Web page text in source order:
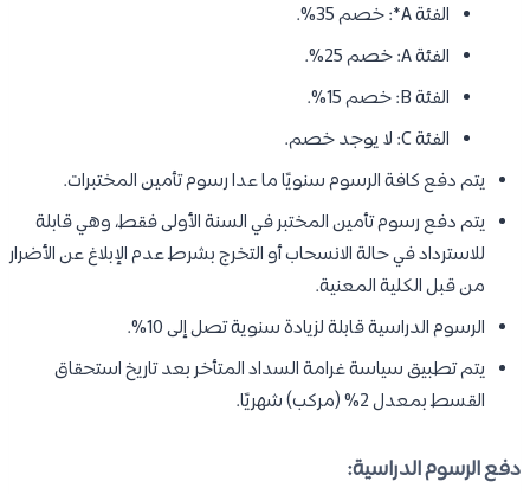
الفئة A*: خصم 35%.
الفئة A: خصم 25%.
الفئة B: خصم 15%.
الفئة C: لا يوجد خصم.
يتم دفع كافة الرسوم سنويًا ما عدا رسوم تأمين المختبرات.
يتم دفع رسوم تأمين المختبر في السنة الأولى فقط، وهي قابلة
للاسترداد في حالة الانسحاب أو التخرج بشرط عدم الإبلاغ عن الأضرار
من قبل الكلية المعنية.
الرسوم الدراسية قابلة لزيادة سنوية تصل إلى 10%.
يتم تطبيق سياسة غرامة السداد المتأخر بعد تاريخ استحقاق
القسط بمعدل 2% (مركب) شهريًا.
دفع الرسوم الدراسية: